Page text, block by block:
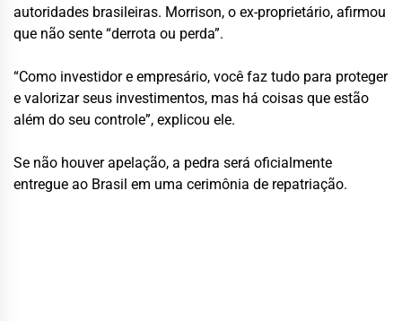
autoridades brasileiras. Morrison, o ex-proprietário, afirmou
que não sente “derrota ou perda”.
“Como investidor e empresário, você faz tudo para proteger
e valorizar seus investimentos, mas há coisas que estão
além do seu controle”, explicou ele.
Se não houver apelação, a pedra será oficialmente
entregue ao Brasil em uma cerimônia de repatriação.